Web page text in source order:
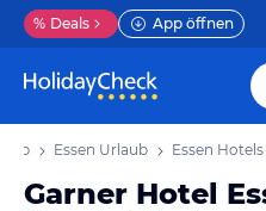
% Deals App öffnen
Essen Urlaub Essen Hotels
Garner Hotel